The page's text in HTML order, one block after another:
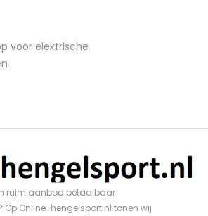
ruim aanbod betaalbaar
Online-hengelsport.nl tonen wij